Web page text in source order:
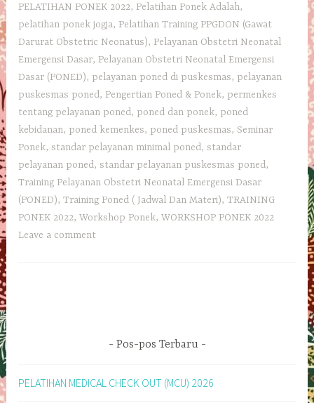
PELATIHAN PONEK 2022, Pelatihan Ponek Adalah,
pelatihan ponek jogja, Pelatihan Training PPGDON (Gawat
Darurat Obstetric Neonatus), Pelayanan Obstetri Neonatal
Emergensi Dasar, Pelayanan Obstetri Neonatal Emergensi
Dasar (PONED), pelayanan poned di puskesmas, pelayanan
puskesmas poned, Pengertian Poned & Ponek, permenkes
tentang pelayanan poned, poned dan ponek, poned
kebidanan, poned kemenkes, poned puskesmas, Seminar
Ponek,standar pelayanan minimal poned,standar
pelayanan poned,standar pelayanan puskesmas poned,
Training Pelayanan Obstetri Neonatal Emergensi Dasar
(PONED),Training Poned ( Jadwal Dan Materi),TRAINING
PONEK 2022,Workshop Ponek,WORKSHOP PONEK 2022
Leave a comment
Pos-pos Terbaru
PELATIHAN MEDICAL CHECK OUT (MCU) 2026